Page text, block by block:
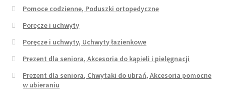
Pomoce codzienne, Poduszki ortopedyczne
Poręcze i uchwyty
Poręcze i uchwyty, Uchwyty łazienkowe
Prezent dla seniora, Akcesoria do kąpieli i pielęgnacji
Prezent dla seniora, Chwytaki do ubrań, Akcesoria pomocne
w ubieraniu